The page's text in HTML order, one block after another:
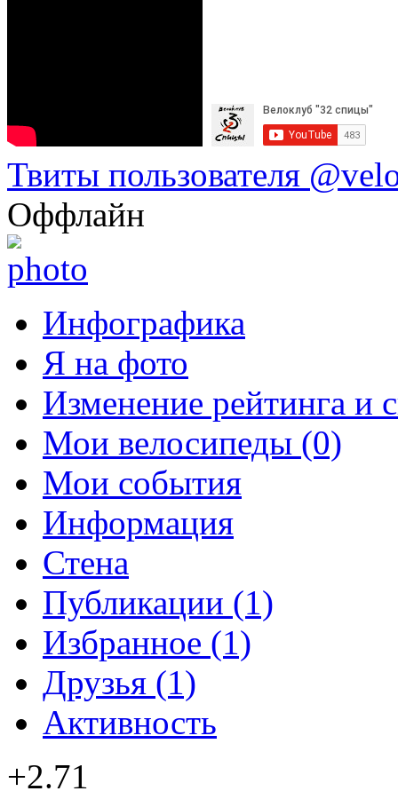
Твиты пользователя
Оффлайн
Инфографика
Я на фото
Изменение рейтинга и
Мои велосипеды (0)
Мои события
Информация
Стена
Публикации (1)
Избранное (1)
Друзья (1)
Активность
+2.71